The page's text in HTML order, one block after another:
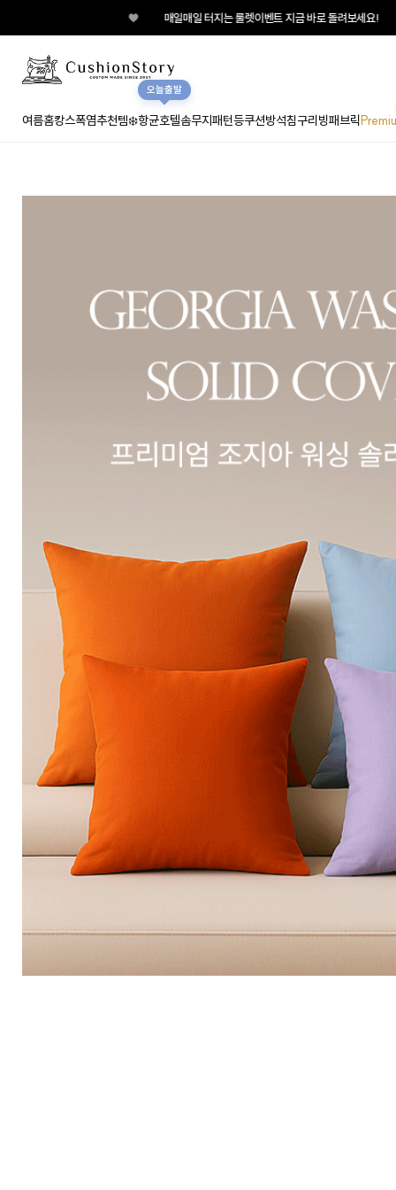
매일매일 터지는 룰렛이벤트 지금 바로 돌려보세요!
여름홈캉스폭염추천템❄️항균호텔솜
오늘출발
무지패턴등쿠션방석침구리빙패브릭